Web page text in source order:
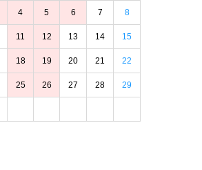
4 5 6 7 8
11 12 13 14 15
18 19 20 21 22
25 26 27 28 29